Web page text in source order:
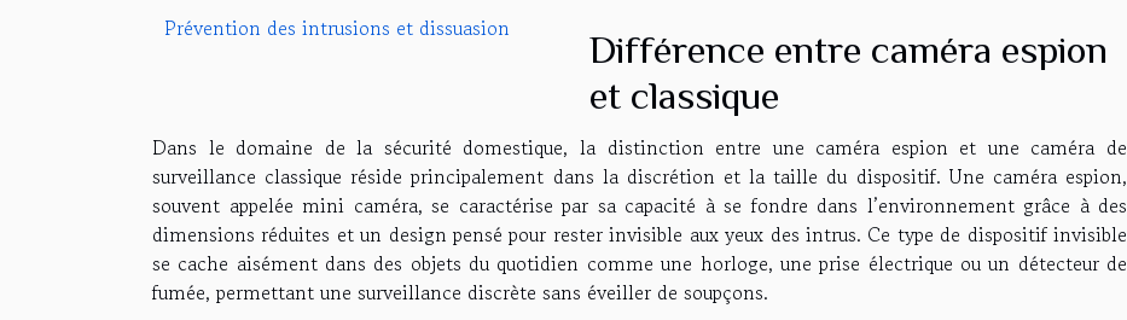
Prévention des intrusions et dissuasion
Différence entre caméra espion
et classique
Dans le domaine de la sécurité domestique, la distinction entre une caméra espion et une caméra de
surveillance classique réside principalement dans la discrétion et la taille du dispositif. Une caméra espion,
souvent appelée mini caméra, se caractérise par sa capacité à se fondre dans l’environnement grâce à des
dimensions réduites et un design pensé pour rester invisible aux yeux des intrus. Ce type de dispositif invisible
se cache aisément dans des objets du quotidien comme une horloge, une prise électrique ou un détecteur de
fumée, permettant une surveillance discrète sans éveiller de soupçons.